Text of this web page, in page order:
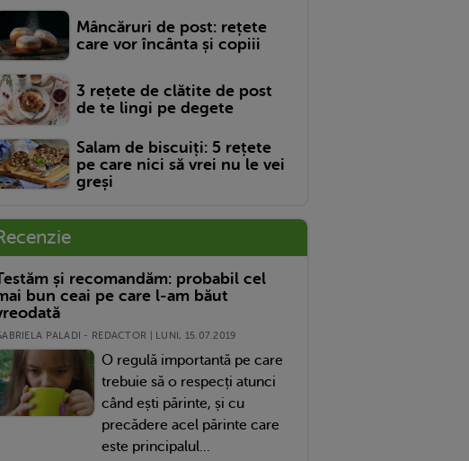
Mâncăruri de post: rețete
care vor încânta și copiii
3 rețete de clătite de post
de te lingi pe degete
Salam de biscuiți: 5 rețete
pe care nici să vrei nu le vei
greși
și recomandăm: probabil cel
bun ceai pe care l-am băut
PALADI - REDACTOR | LUNI, 15.07.2019
O regulă importantă pe care
trebuie să o respecți atunci
când ești părinte, și cu
precădere acel părinte care
este principalul...